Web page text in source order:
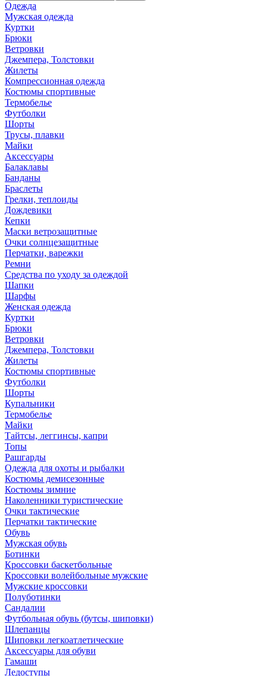
Одежда
Мужская одежда
Куртки
Брюки
Ветровки
Джемпера, Толстовки
Жилеты
Компрессионная одежда
Костюмы спортивные
Термобелье
Футболки
Шорты
Трусы, плавки
Майки
Аксессуары
Балаклавы
Банданы
Браслеты
Грелки, теплоиды
Дождевики
Кепки
Маски ветрозащитные
Очки солнцезащитные
Перчатки, варежки
Ремни
Средства по уходу за одеждой
Шапки
Шарфы
Женская одежда
Куртки
Брюки
Ветровки
Джемпера, Толстовки
Жилеты
Костюмы спортивные
Футболки
Шорты
Купальники
Термобелье
Майки
Тайтсы, леггинсы, капри
Топы
Рашгарды
Одежда для охоты и рыбалки
Костюмы демисезонные
Костюмы зимние
Наколенники туристические
Очки тактические
Перчатки тактические
Обувь
Мужская обувь
Ботинки
Кроссовки баскетбольные
Кроссовки волейбольные мужские
Мужские кроссовки
Полуботинки
Сандалии
Футбольная обувь (бутсы, шиповки)
Шлепанцы
Шиповки легкоатлетические
Аксессуары для обуви
Гамаши
Ледоступы